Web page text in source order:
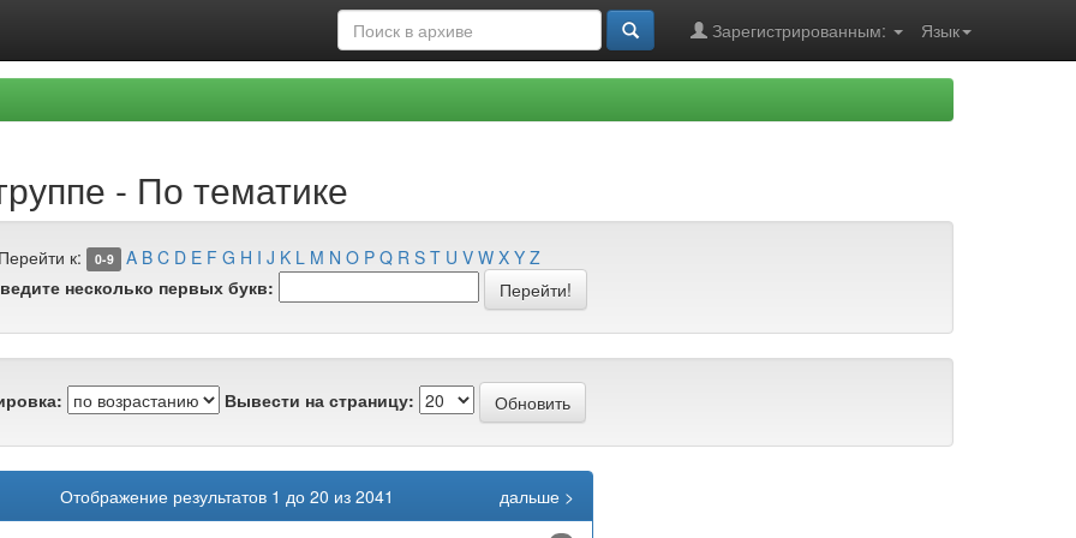
Язык
Зарегистрированным:
- По тематике
Перейти к: 0-9 A B C D E F G H I J K L M N O P Q R S T U V W X Y Z
несколько первых букв:
Вывести на страницу:
Отображение результатов 1 до 20 из 2041 дальше >